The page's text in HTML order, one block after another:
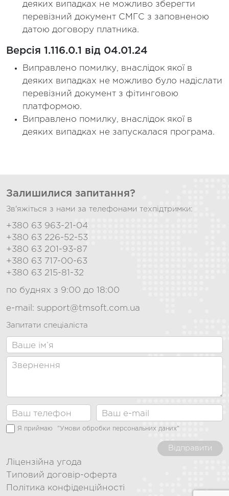
деяких випадках не можливо зберегти
перевізний документ СМГС з заповненою
датою договору платника.
Версія 1.116.0.1 від 04.01.24
Виправлено помилку, внаслідок якої в
деяких випадках не можливо було надіслати
перевізний документ з фітинговою
платформою.
Виправлено помилку, внаслідок якої в
деяких випадках не запускалася програма.
Залишилися запитання?
Зв'яжіться з нами за телефонами техпідтримки:
+380 63 963-21-04
+380 63 226-52-53
+380 63 201-93-87
+380 63 717-00-63
+380 63 215-81-32
по буднях з 9:00 до 18:00
e-mail: support@tmsoft.com.ua
Запитати спеціаліста
Я приймаю "Умови обробки персональних даних"
Відправити
Ліцензійна угода
Типовий договір-оферта
Політика конфіденційності